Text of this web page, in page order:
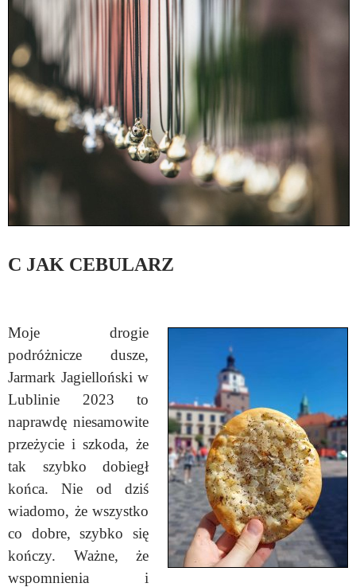
C JAK CEBULARZ
Moje drogie
podróżnicze dusze,
Jarmark Jagielloński w
Lublinie 2023 to
naprawdę niesamowite
przeżycie i szkoda, że
tak szybko dobiegł
końca. Nie od dziś
wiadomo, że wszystko
co dobre, szybko się
kończy. Ważne, że
wspomnienia i